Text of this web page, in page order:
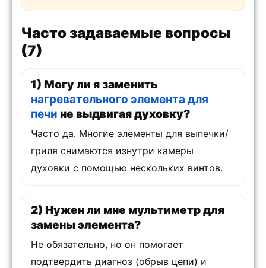
Часто задаваемые вопросы
(7)
1) Могу ли я заменить
нагревательного элемента для
печи не выдвигая духовку?
Часто да. Многие элементы для выпечки/
гриля снимаются изнутри камеры
духовки с помощью нескольких винтов.
2) Нужен ли мне мультиметр для
замены элемента?
Не обязательно, но он помогает
подтвердить диагноз (обрыв цепи) и